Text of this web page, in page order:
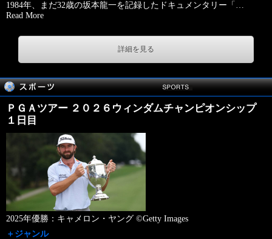
1984年、まだ32歳の坂本龍一を記録したドキュメンタリー「 …
Read More
詳細を見る
ＰＧＡツアー ２０２６ウィンダムチャンピオンシップ
１日目
2025年優勝：キャメロン・ヤング ©Getty Images
＋ジャンル